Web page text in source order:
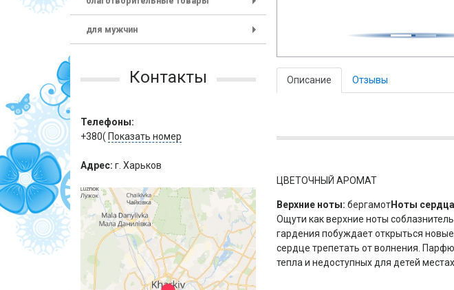
для мужчин
Контакты
Телефоны:
+380( Показать номер
Адрес: г. Харьков
Описание Отзывы
ЦВЕТОЧНЫЙ АРОМАТ
Верхние ноты: бергамотНоты
Ощути как верхние ноты
гардения побуждает открыться
сердце трепетать от волнения.
тепла и недоступных для детей